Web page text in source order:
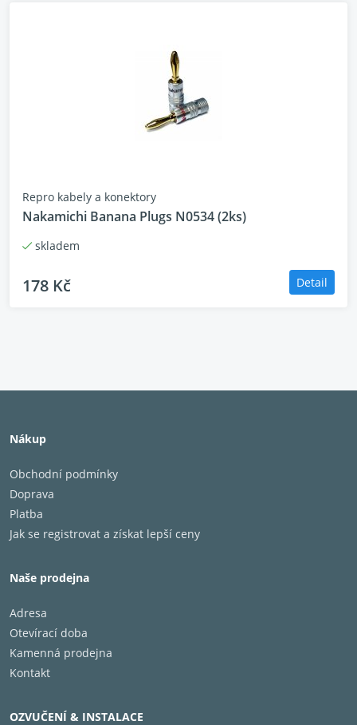
DTS HD Master, DTS:X, DTS
Dolby TrueHD, Dolby Atmos,
Atmos Music, Dolby Surround
-
(pre-out):
Rozměry (Š x H x V):
44,2 x 35,4 x 23,5 cm
Váha:
Repro kabely a konektory
Nakamichi Banana Plugs N0534 (2ks)
skladem
178 Kč Detail
Nákup
Obchodní podmínky
Doprava
Platba
Jak se registrovat a získat lepší ceny
Naše prodejna
Adresa
Otevírací doba
Kamenná prodejna
Kontakt
OZVUČENÍ & INSTALACE